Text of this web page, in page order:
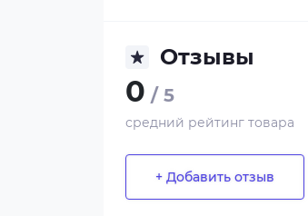
Отзывы
0 / 5
средний рейтинг товара
+ Добавить отзыв